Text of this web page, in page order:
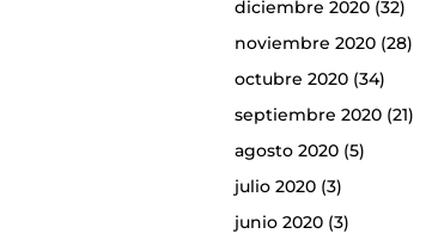
diciembre 2020(32)
noviembre 2020(28)
octubre 2020(34)
septiembre 2020(21)
agosto 2020(5)
julio 2020(3)
junio 2020(3)